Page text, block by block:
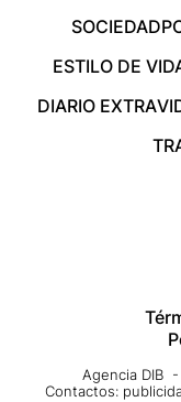
SOCIEDAD
ESTILO DE
DIARIO EXTRA
Agencia DIB
Contactos: